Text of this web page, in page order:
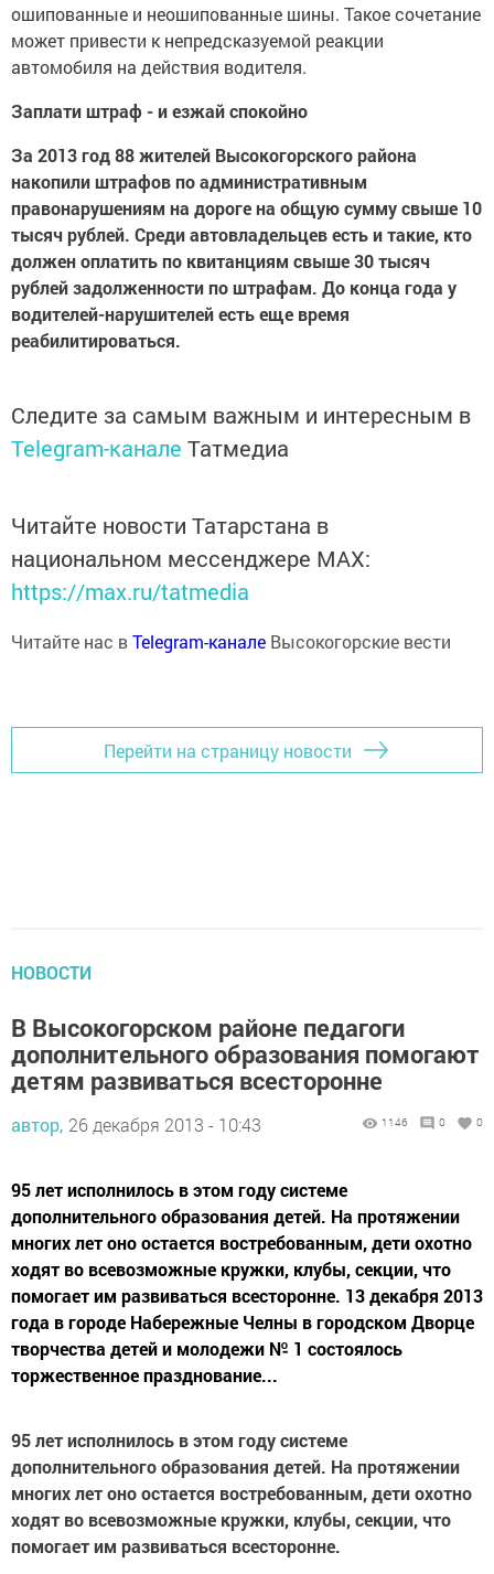
ошипованные и неошипованные шины. Такое сочетание
может привести к непредсказуемой реакции
автомобиля на действия водителя.
Заплати штраф - и езжай спокойно
За 2013 год 88 жителей Высокогорского района
накопили штрафов по административным
правонарушениям на дороге на общую сумму свыше 10
тысяч рублей. Среди автовладельцев есть и такие, кто
должен оплатить по квитанциям свыше 30 тысяч
рублей задолженности по штрафам. До конца года у
водителей-нарушителей есть еще время
реабилитироваться.
Следите за самым важным и интересным в
Telegram-канале Татмедиа
Читайте новости Татарстана в
национальном мессенджере MАХ:
https://max.ru/tatmedia
Читайте нас вTelegram-канале Высокогорские вести
Перейти на страницу новости
НОВОСТИ
В Высокогорском районе педагоги
дополнительного образования помогают
детям развиваться всесторонне
автор, 26 декабря 2013 - 10:43 1146 0 0
95 лет исполнилось в этом году системе
дополнительного образования детей. На протяжении
многих лет оно остается востребованным, дети охотно
ходят во всевозможные кружки, клубы, секции, что
помогает им развиваться всесторонне. 13 декабря 2013
года в городе Набережные Челны в городском Дворце
творчества детей и молодежи № 1 состоялось
торжественное празднование...
95 лет исполнилось в этом году системе
дополнительного образования детей. На протяжении
многих лет оно остается востребованным, дети охотно
ходят во всевозможные кружки, клубы, секции, что
помогает им развиваться всесторонне.